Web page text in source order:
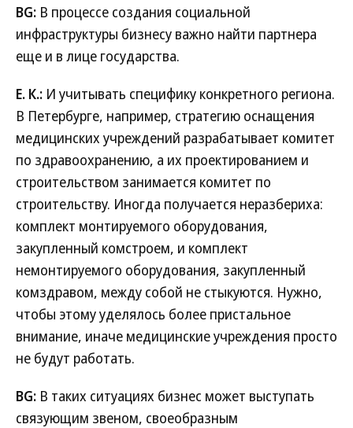
BG: В процессе создания социальной
инфраструктуры бизнесу важно найти партнера
еще и в лице государства.
Е. К.: И учитывать специфику конкретного региона.
В Петербурге, например, стратегию оснащения
медицинских учреждений разрабатывает комитет
по здравоохранению, а их проектированием и
строительством занимается комитет по
строительству. Иногда получается неразбериха:
комплект монтируемого оборудования,
закупленный комстроем, и комплект
немонтируемого оборудования, закупленный
комздравом, между собой не стыкуются. Нужно,
чтобы этому уделялось более пристальное
внимание, иначе медицинские учреждения просто
не будут работать.
BG: В таких ситуациях бизнес может выступать
связующим звеном, своеобразным